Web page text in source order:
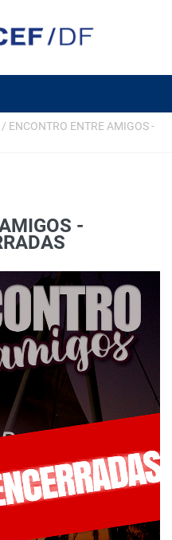
/ ENCONTRO ENTRE AMIGOS -
-